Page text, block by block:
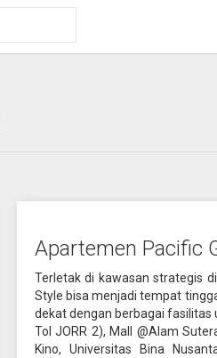
Apartemen Pacific
Terletak di kawasan strategis
Style bisa menjadi tempat
dekat dengan berbagai fasilitas
Tol JORR 2), Mall @Alam
Kino, Universitas Bina